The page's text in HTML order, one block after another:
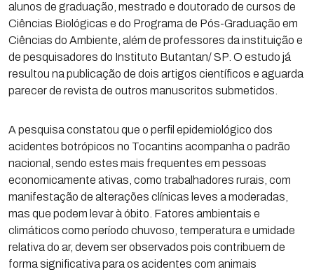
alunos de graduação, mestrado e doutorado de cursos de
Ciências Biológicas e do Programa de Pós-Graduação em
Ciências do Ambiente, além de professores da instituição e
de pesquisadores do Instituto Butantan/ SP. O estudo já
resultou na publicação de dois artigos científicos e aguarda
parecer de revista de outros manuscritos submetidos.
A pesquisa constatou que o perfil epidemiológico dos
acidentes botrópicos no Tocantins acompanha o padrão
nacional, sendo estes mais frequentes em pessoas
economicamente ativas, como trabalhadores rurais, com
manifestação de alterações clínicas leves a moderadas,
mas que podem levar à óbito. Fatores ambientais e
climáticos como período chuvoso, temperatura e umidade
relativa do ar, devem ser observados pois contribuem de
forma significativa para os acidentes com animais